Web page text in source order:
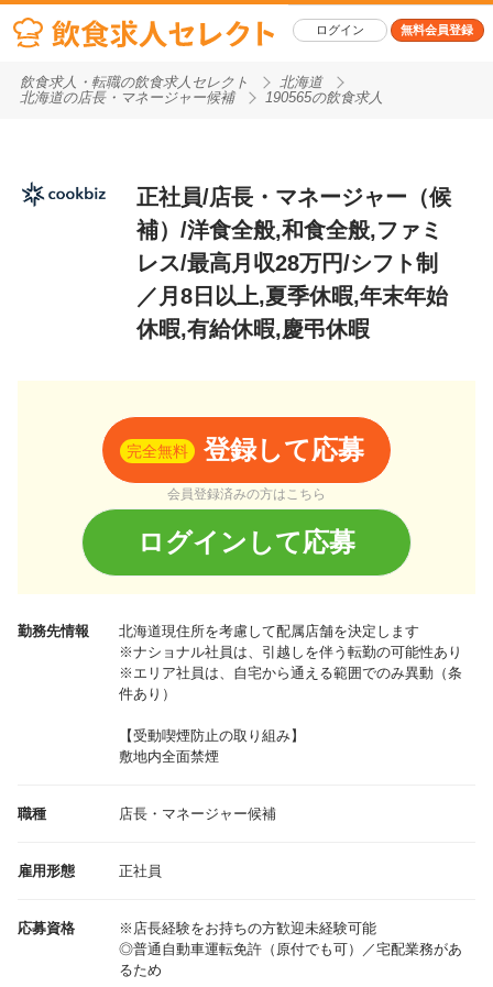
ログイン 無料会員登録
飲食求人・転職の飲食求人セレクト
北海道
北海道の店長・マネージャー候補
190565の飲食求人
正社員/店長・マネージャー（候
補）/洋食全般,和食全般,ファミ
レス/最高月収28万円/シフト制
／月8日以上,夏季休暇,年末年始
休暇,有給休暇,慶弔休暇
完全無料 登録して応募
会員登録済みの方はこちら
ログインして応募
勤務先情報 北海道現住所を考慮して配属店舗を決定します
※ナショナル社員は、引越しを伴う転勤の可能性あり
※エリア社員は、自宅から通える範囲でのみ異動（条
件あり）
【受動喫煙防止の取り組み】
敷地内全面禁煙
職種 店長・マネージャー候補
雇用形態 正社員
応募資格
※店長経験をお持ちの方歓迎未経験可能
◎普通自動車運転免許（原付でも可）／宅配業務があ
るため